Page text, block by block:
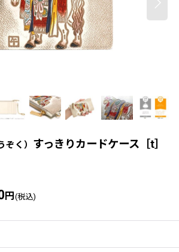
ぞく） すっきりカードケース［t］
円 (税込)